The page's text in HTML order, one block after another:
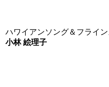
ハワイアンソング＆フライ
小林 絵理子